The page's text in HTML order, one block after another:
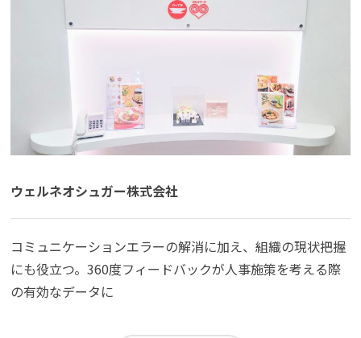
ウェルネオシュガー株式会社
コミュニケーションエラーの解消に加え、組織の現状把握
にも役立つ。360度フィードバックが人事施策を考える際
の有効なデータに